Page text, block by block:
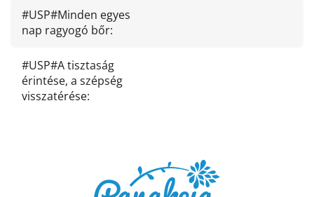
#USP#Minden egyes
nap ragyogó bőr:
#USP#A tisztaság
érintése, a szépség
visszatérése: